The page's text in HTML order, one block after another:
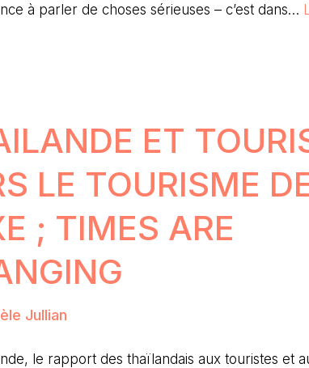
à parler de choses sérieuses – c’est dans…
ET
LE TOURISME
; TIMES ARE
Jullian
le rapport des thaïlandais aux touristes et